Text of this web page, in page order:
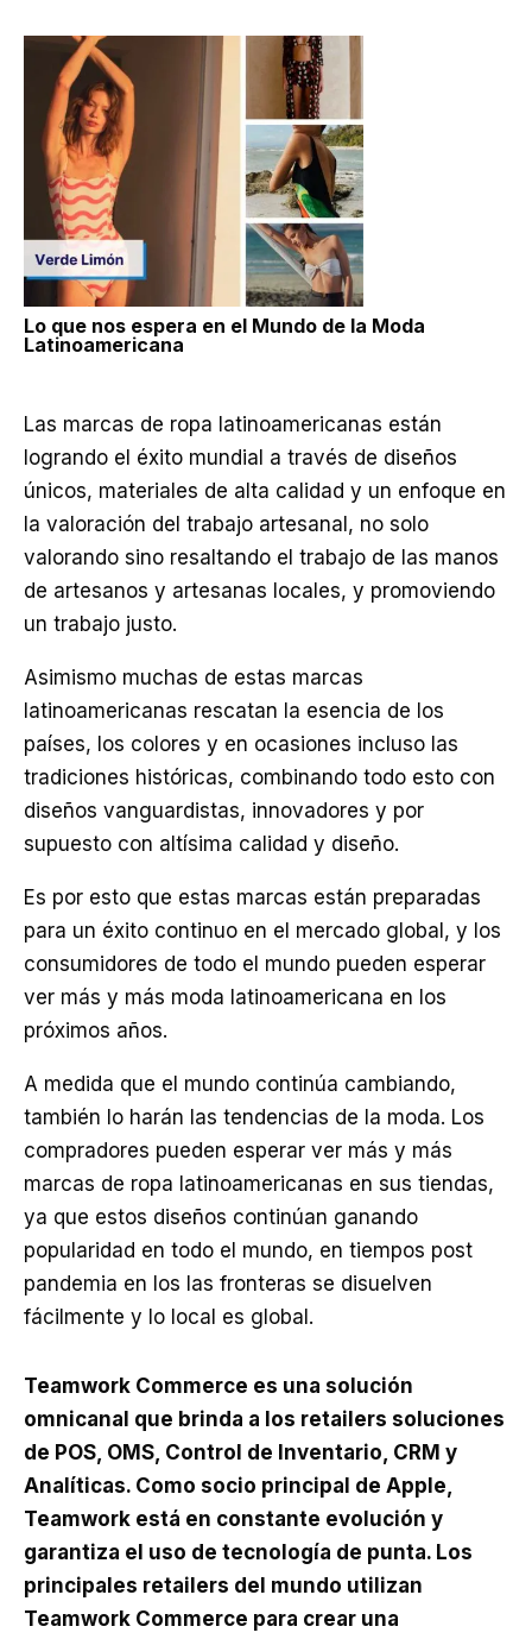
Lo que nos espera en el Mundo de la Moda
Latinoamericana
Las marcas de ropa latinoamericanas están
logrando el éxito mundial a través de diseños
únicos, materiales de alta calidad y un enfoque en
la valoración del trabajo artesanal, no solo
valorando sino resaltando el trabajo de las manos
de artesanos y artesanas locales, y promoviendo
un trabajo justo.
Asimismo muchas de estas marcas
latinoamericanas rescatan la esencia de los
países, los colores y en ocasiones incluso las
tradiciones históricas, combinando todo esto con
diseños vanguardistas, innovadores y por
supuesto con altísima calidad y diseño.
Es por esto que estas marcas están preparadas
para un éxito continuo en el mercado global, y los
consumidores de todo el mundo pueden esperar
ver más y más moda latinoamericana en los
próximos años.
A medida que el mundo continúa cambiando,
también lo harán las tendencias de la moda. Los
compradores pueden esperar ver más y más
marcas de ropa latinoamericanas en sus tiendas,
ya que estos diseños continúan ganando
popularidad en todo el mundo, en tiempos post
pandemia en los las fronteras se disuelven
fácilmente y lo local es global.
Teamwork Commerce es una solución
omnicanal que brinda a los retailers soluciones
de POS, OMS, Control de Inventario, CRM y
Analíticas. Como socio principal de Apple,
Teamwork está en constante evolución y
garantiza el uso de tecnología de punta. Los
principales retailers del mundo utilizan
Teamwork Commerce para crear una